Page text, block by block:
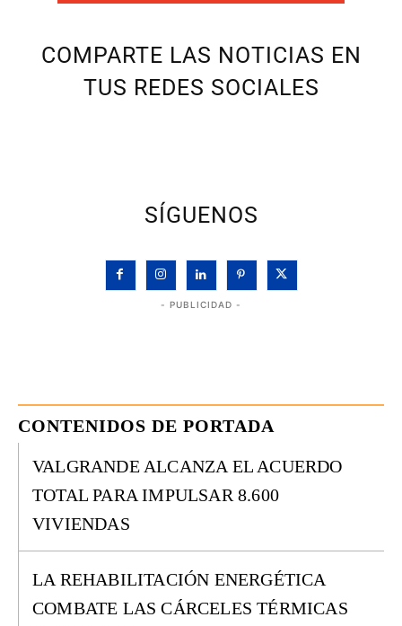
COMPARTE LAS NOTICIAS EN
TUS REDES SOCIALES
SÍGUENOS
- PUBLICIDAD -
CONTENIDOS DE PORTADA
VALGRANDE ALCANZA EL ACUERDO
TOTAL PARA IMPULSAR 8.600
VIVIENDAS
LA REHABILITACIÓN ENERGÉTICA
COMBATE LAS CÁRCELES TÉRMICAS